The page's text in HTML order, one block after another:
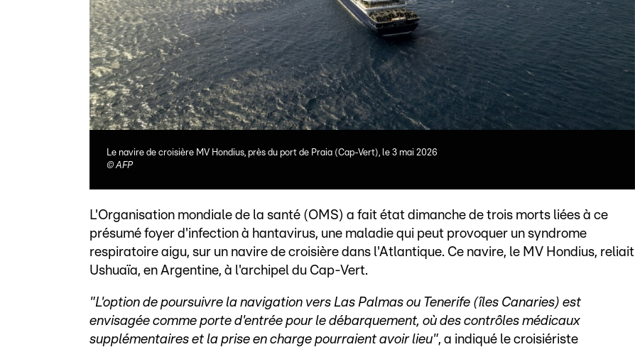
Le navire de croisière MV Hondius, près du port de Praia (Cap-Vert), le 3 mai 2026
©AFP
L'Organisation mondiale de la santé (OMS) a fait état dimanche de trois morts liées à ce
présumé foyer d'infection à hantavirus, une maladie qui peut provoquer un syndrome
respiratoire aigu, sur un navire de croisière dans l'Atlantique. Ce navire, le MV Hondius, reliait
Ushuaïa, en Argentine, à l'archipel du Cap-Vert.
"L'option de poursuivre la navigation vers Las Palmas ou Tenerife (îles Canaries) est
envisagée comme porte d'entrée pour le débarquement, où des contrôles médicaux
supplémentaires et la prise en charge pourraient avoir lieu", a indiqué le croisiériste